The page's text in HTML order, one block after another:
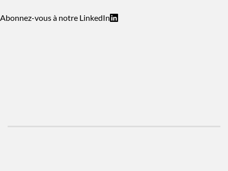
Abonnez-vous à notre LinkedIn